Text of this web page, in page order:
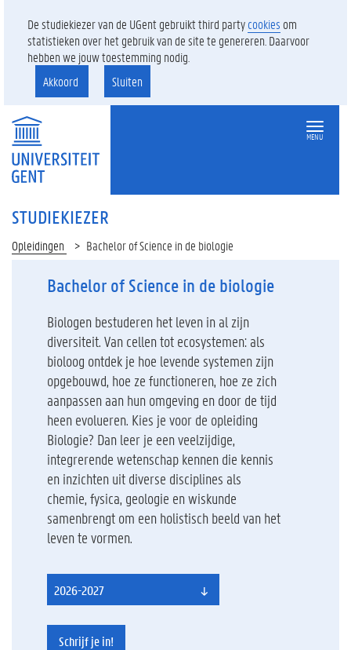
De studiekiezer van de UGent gebruikt third partycookies om
statistieken over het gebruik van de site te genereren. Daarvoor
hebben we jouw toestemming nodig.
Akkoord
Sluiten
MENU
STUDIEKIEZER
Opleidingen Bachelor of Science in de biologie
Bachelor of Science in de biologie
Biologen bestuderen het leven in al zijn
diversiteit. Van cellen tot eco­systemen: als
bioloog ontdek je hoe levende systemen zijn
opgebouwd, hoe ze functioneren, hoe ze zich
aanpassen aan hun omgeving en door de tijd
heen evolueren. Kies je voor de opleiding
Biologie? Dan leer je een veelzijdige,
integrerende wetenschap kennen die kennis
en inzichten uit diverse disciplines als
chemie, fysica, geologie en wiskunde
samenbrengt om een holistisch beeld van het
leven te vormen.
2026-2027
Schrijf je in!